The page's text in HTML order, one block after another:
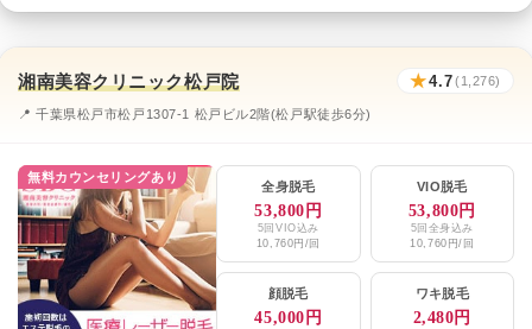
湘南美容クリニック松戸院 ★4.7(1,276)
📍 千葉県松戸市松戸1307-1 松戸ビル2階(松戸駅徒歩6分)
無料カウンセリングあり
全身脱毛
53,800円
5回VIO込み
10,760円/回
VIO脱毛
53,800円
5回全身込み
10,760円/回
顔脱毛
45,000円
ワキ脱毛
2,480円